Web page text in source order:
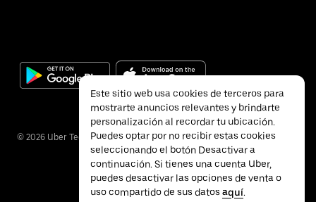
© 2026 Uber Technologies Inc.
Este sitio web usa cookies de terceros para
mostrarte anuncios relevantes y brindarte
personalización al recordar tu ubicación.
Puedes optar por no recibir estas cookies
seleccionando el botón Desactivar a
continuación. Si tienes una cuenta Uber,
puedes desactivar las opciones de venta o
uso compartido de sus datos aquí.